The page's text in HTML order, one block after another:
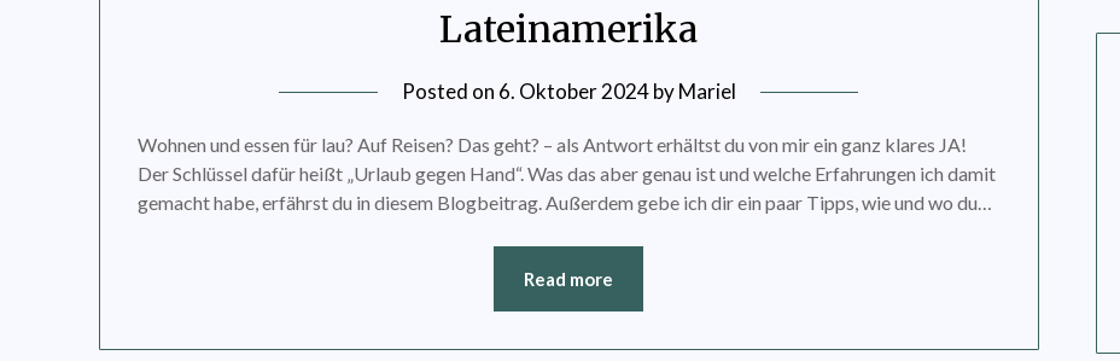
Lateinamerika
Posted on 6. Oktober 2024byMariel
Wohnen und essen für lau? Auf Reisen? Das geht? – als Antwort erhältst du von mir ein ganz klares JA!
Der Schlüssel dafür heißt „Urlaub gegen Hand“. Was das aber genau ist und welche Erfahrungen ich damit
gemacht habe, erfährst du in diesem Blogbeitrag. Außerdem gebe ich dir ein paar Tipps, wie und wo du…
Read more